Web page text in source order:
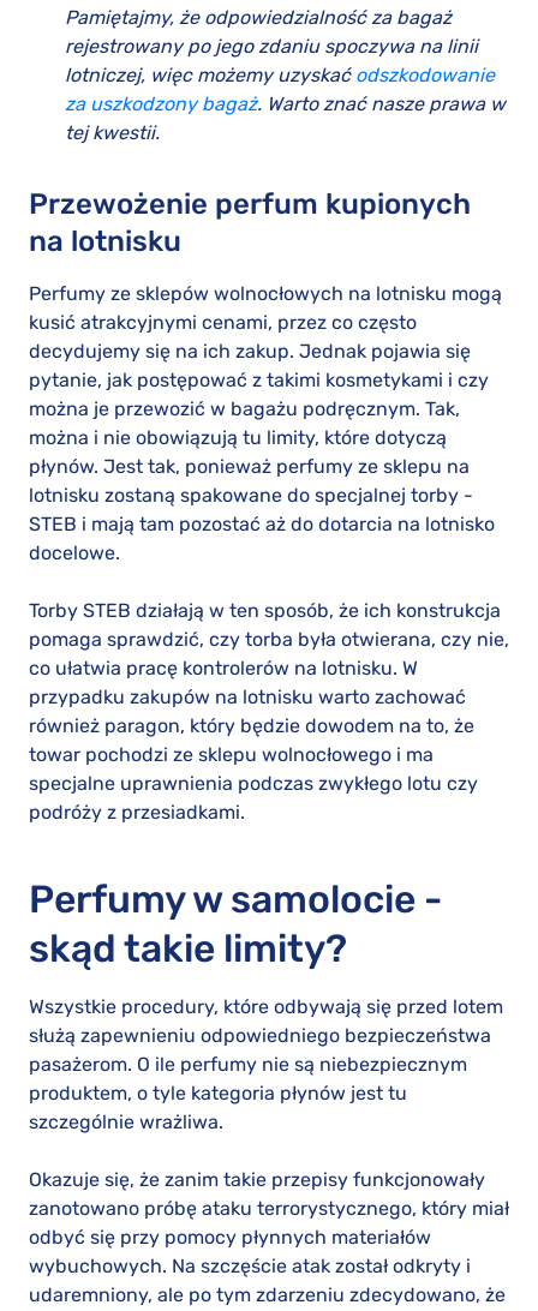
Pamiętajmy, że odpowiedzialność za bagaż
rejestrowany po jego zdaniu spoczywa na linii
lotniczej, więc możemy uzyskać odszkodowanie
za uszkodzony bagaż. Warto znać nasze prawa w
tej kwestii.
Przewożenie perfum kupionych
na lotnisku
Perfumy ze sklepów wolnocłowych na lotnisku mogą
kusić atrakcyjnymi cenami, przez co często
decydujemy się na ich zakup. Jednak pojawia się
pytanie, jak postępować z takimi kosmetykami i czy
można je przewozić w bagażu podręcznym. Tak,
można i nie obowiązują tu limity, które dotyczą
płynów. Jest tak, ponieważ perfumy ze sklepu na
lotnisku zostaną spakowane do specjalnej torby -
STEB i mają tam pozostać aż do dotarcia na lotnisko
docelowe.
Torby STEB działają w ten sposób, że ich konstrukcja
pomaga sprawdzić, czy torba była otwierana, czy nie,
co ułatwia pracę kontrolerów na lotnisku. W
przypadku zakupów na lotnisku warto zachować
również paragon, który będzie dowodem na to, że
towar pochodzi ze sklepu wolnocłowego i ma
specjalne uprawnienia podczas zwykłego lotu czy
podróży z przesiadkami.
Perfumy w samolocie -
skąd takie limity?
Wszystkie procedury, które odbywają się przed lotem
służą zapewnieniu odpowiedniego bezpieczeństwa
pasażerom. O ile perfumy nie są niebezpiecznym
produktem, o tyle kategoria płynów jest tu
szczególnie wrażliwa.
Okazuje się, że zanim takie przepisy funkcjonowały
zanotowano próbę ataku terrorystycznego, który miał
odbyć się przy pomocy płynnych materiałów
wybuchowych. Na szczęście atak został odkryty i
udaremniony, ale po tym zdarzeniu zdecydowano, że